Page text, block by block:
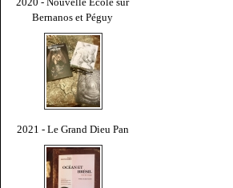
Bernanos et Péguy
2021 - Le Grand Dieu Pan